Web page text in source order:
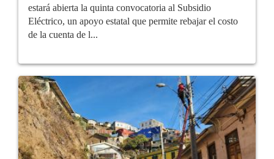
estará abierta la quinta convocatoria al Subsidio
Eléctrico, un apoyo estatal que permite rebajar el costo
de la cuenta de l...